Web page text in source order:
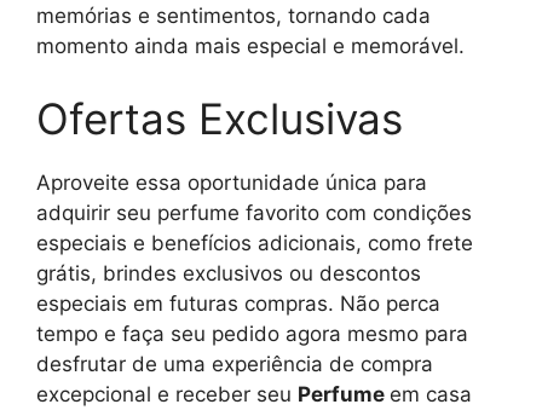
memórias e sentimentos, tornando cada
momento ainda mais especial e memorável.
Ofertas Exclusivas
Aproveite essa oportunidade única para
adquirir seu perfume favorito com condições
especiais e benefícios adicionais, como frete
grátis, brindes exclusivos ou descontos
especiais em futuras compras. Não perca
tempo e faça seu pedido agora mesmo para
desfrutar de uma experiência de compra
excepcional e receber seu Perfume em casa